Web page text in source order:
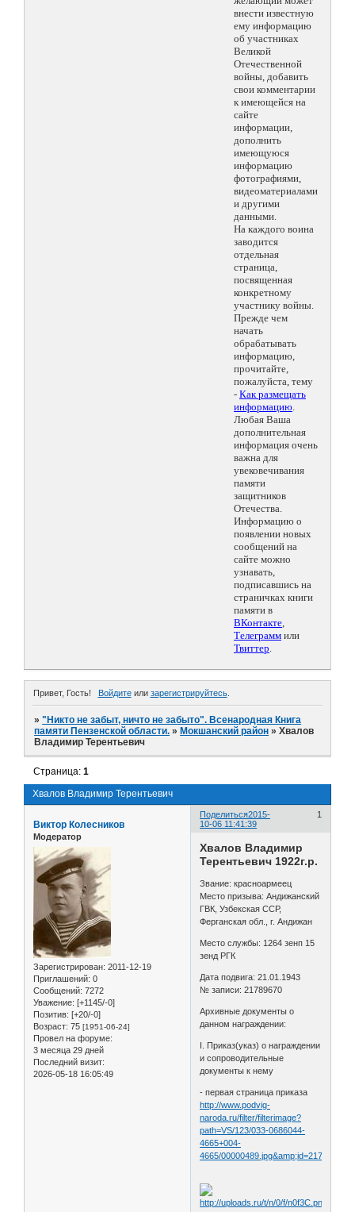
внести известную
ему информацию
об участниках
Великой
Отечественной
войны, добавить
свои комментарии
к имеющейся на
сайте
информации,
дополнить
имеющуюся
информацию
фотографиями,
видеоматериалами
и другими
данными.
На каждого воина
заводится
отдельная
страница,
посвященная
конкретному
участнику войны.
Прежде чем
начать
обрабатывать
информацию,
прочитайте,
пожалуйста, тему
- Как размещать
информацию.
Любая Ваша
дополнительная
информация очень
важна для
увековечивания
памяти
защитников
Отечества.
Информацию о
появлении новых
сообщений на
сайте можно
узнавать,
подписавшись на
страничках книги
памяти в
ВКонтакте,
Телеграмм или
Твиттер.
Привет, Гость! Войдитеили зарегистрируйтесь.
»"Никто не забыт, ничто не забыто". Всенародная Книга
памяти Пензенской области. » Мокшанский район »Хвалов
Владимир Терентьевич
Хвалов Владимир Терентьевич
Страница:1
Поделиться 1
2015-
10-06 11:41:39
Виктор Колесников
Модератор
Зарегистрирован: 2011-12-19
Приглашений: 0
Сообщений: 7272
Уважение: [+1145/-0]
Позитив: [+20/-0]
Возраст: 75 [1951-06-24]
Провел на форуме:
3 месяца 29 дней
Последний визит:
2026-05-18 16:05:49
Хвалов Владимир
Терентьевич 1922г.р.
Звание: красноармеец
Место призыва: Андижанский
ГВК, Узбекская ССР,
Ферганская обл., г. Андижан
Место службы: 1264 зенп 15
зенд РГК
Дата подвига: 21.01.1943
№ записи: 21789670
Архивные документы о
данном награждении:
I. Приказ(указ) о награждении
и сопроводительные
документы к нему
- первая страница приказа
http://www.podvig-
naroda.ru/filter/filterimage?
path=VS/123/033-0686044-
4665+004-
4665/